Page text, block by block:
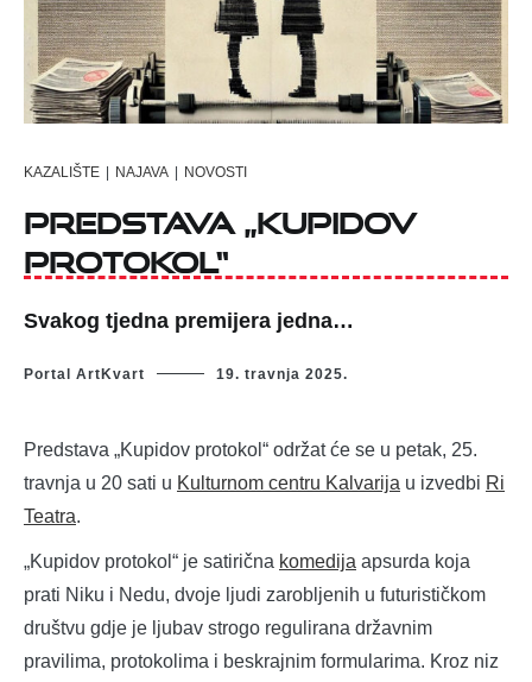
KAZALIŠTE | NAJAVA | NOVOSTI
Predstava „Kupidov
protokol“
Svakog tjedna premijera jedna…
Portal ArtKvart 19. travnja 2025.
Predstava „Kupidov protokol“ održat će se u petak, 25.
travnja u 20 sati u Kulturnom centru Kalvarija u izvedbi Ri
Teatra.
„Kupidov protokol“ je satirična komedija apsurda koja
prati Niku i Nedu, dvoje ljudi zarobljenih u futurističkom
društvu gdje je ljubav strogo regulirana državnim
pravilima, protokolima i beskrajnim formularima. Kroz niz